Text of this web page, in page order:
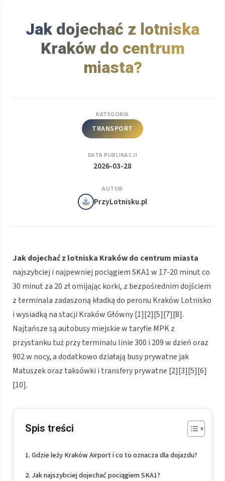
Jak dojechać z lotniska
Kraków do centrum
miasta?
KATEGORIA
TRANSPORT
DATA PUBLIKACJI
2026-03-28
AUTOR
PrzyLotnisku.pl
Jak dojechać z lotniska Kraków do centrum miasta
najszybciej i najpewniej pociągiem SKA1 w 17-20 minut co
30 minut za 20 zł omijając korki, z bezpośrednim dojściem
z terminala zadaszoną kładką do peronu Kraków Lotnisko
i wysiadką na stacji Kraków Główny [1][2][5][7][8].
Najtańsze są autobusy miejskie w taryfie MPK z
przystanku tuż przy terminalu linie 300 i 209 w dzień oraz
902 w nocy, a dodatkowo działają busy prywatne jak
Matuszek oraz taksówki i transfery prywatne [2][3][5][6]
[10].
Spis treści
Gdzie leży Kraków Airport i co to oznacza dla dojazdu?
Jak najszybciej dojechać pociągiem SKA1?